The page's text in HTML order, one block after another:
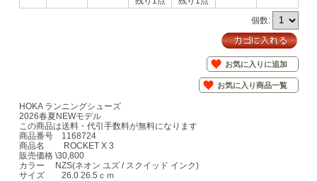
個数:
お気に入りに追加
お気に入り商品一覧
HOKA ランニングシューズ
2026春夏NEWモデル
この商品は送料・代引手数料が無料になります
商品番号 1168724
商品名 ROCKET X 3
販売価格 \30,800
カラー NZS(ネオン ユズ / スクイッド インク)
サイズ 26.0 26.5ｃｍ